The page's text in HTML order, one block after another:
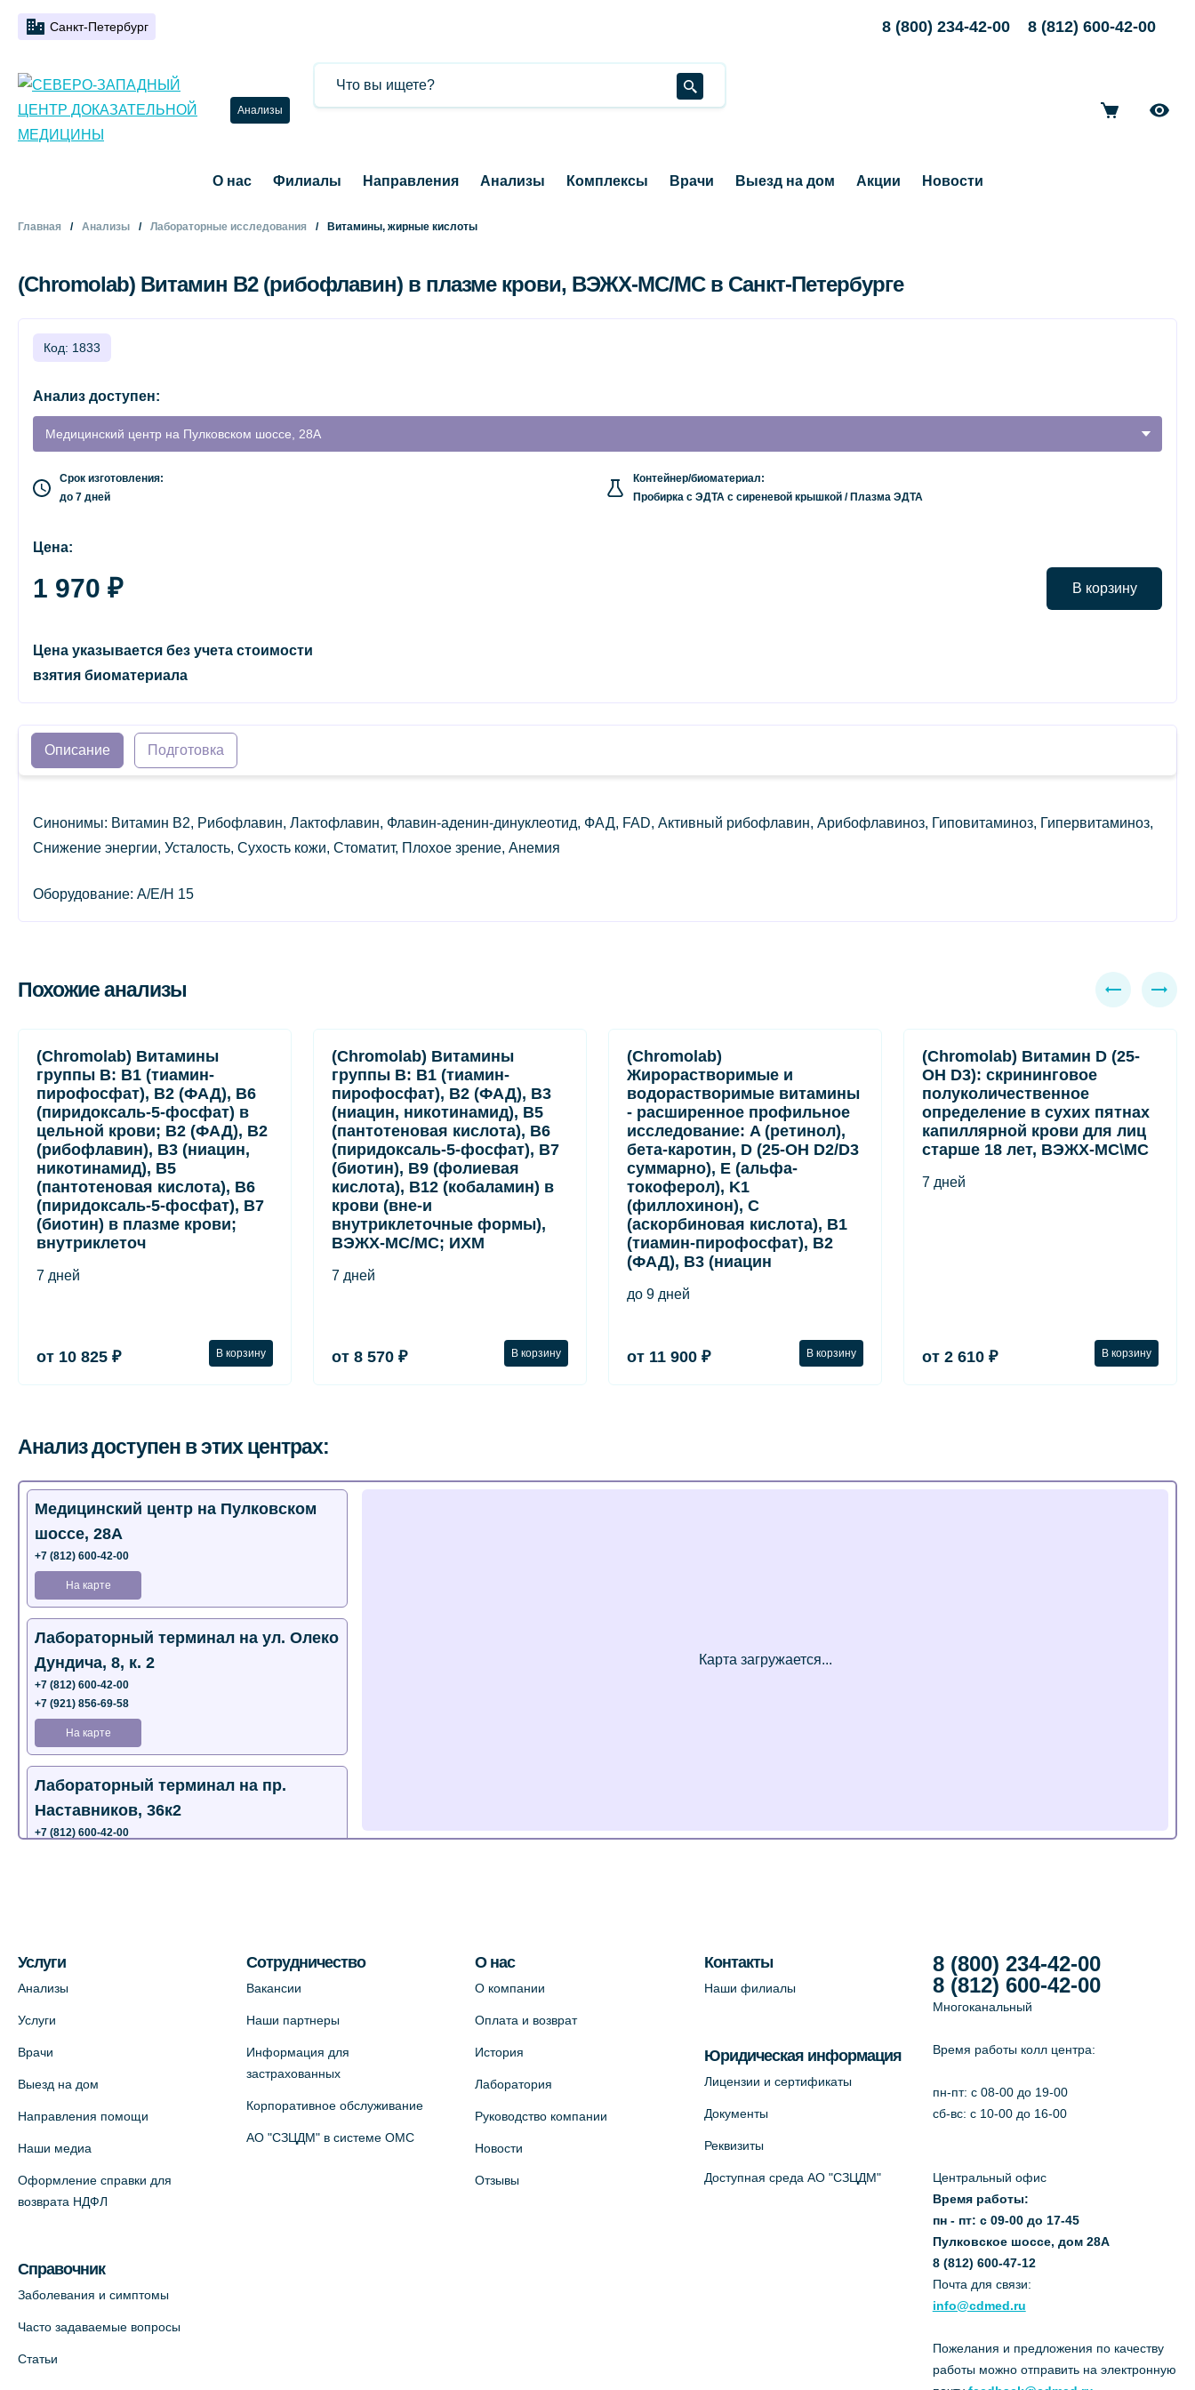
Санкт-Петербург 8 (800) 234-42-00 8 (812) 600-42-00
Анализы
О нас Филиалы Направления Анализы Комплексы Врачи Выезд на дом Акции Новости
Главная Анализы Лабораторные исследования Витамины, жирные кислоты
(Chromolab) Витамин B2 (рибофлавин) в плазме крови, ВЭЖХ-МС/МС в Санкт-Петербурге
Код: 1833
Анализ доступен:
Медицинский центр на Пулковском шоссе, 28А
Срок изготовления:
до 7 дней
Контейнер/биоматериал:
Пробирка с ЭДТА с сиреневой крышкой / Плазма ЭДТА
Цена:
1 970 ₽ В корзину
Цена указывается без учета стоимости
взятия биоматериала
Описание Подготовка
Синонимы: Витамин B2, Рибофлавин, Лактофлавин, Флавин-аденин-динуклеотид, ФАД, FAD, Активный рибофлавин, Арибофлавиноз, Гиповитаминоз, Гипервитаминоз,
Снижение энергии, Усталость, Сухость кожи, Стоматит, Плохое зрение, Анемия
Оборудование: A/E/H 15
Похожие анализы
(Chromolab) Витамины
группы B: B1 (тиамин-
пирофосфат), B2 (ФАД), B6
(пиридоксаль-5-фосфат) в
цельной крови; B2 (ФАД), B2
(рибофлавин), B3 (ниацин,
никотинамид), B5
(пантотеновая кислота), B6
(пиридоксаль-5-фосфат), B7
(биотин) в плазме крови;
внутриклеточ
7 дней
от 10 825 ₽ В корзину
(Chromolab) Витамины
группы B: B1 (тиамин-
пирофосфат), B2 (ФАД), B3
(ниацин, никотинамид), B5
(пантотеновая кислота), B6
(пиридоксаль-5-фосфат), B7
(биотин), B9 (фолиевая
кислота), B12 (кобаламин) в
крови (вне-и
внутриклеточные формы),
ВЭЖХ-МС/МС; ИХМ
7 дней
от 8 570 ₽ В корзину
(Chromolab)
Жирорастворимые и
водорастворимые витамины
- расширенное профильное
исследование: A (ретинол),
бета-каротин, D (25-OH D2/D3
суммарно), E (альфа-
токоферол), K1
(филлохинон), C
(аскорбиновая кислота), B1
(тиамин-пирофосфат), B2
(ФАД), B3 (ниацин
до 9 дней
от 11 900 ₽ В корзину
(Chromolab) Витамин D (25-
OH D3): скрининговое
полуколичественное
определение в сухих пятнах
капиллярной крови для лиц
старше 18 лет, ВЭЖХ-МС\МС
7 дней
от 2 610 ₽ В корзину
Анализ доступен в этих центрах:
Медицинский центр на Пулковском
шоссе, 28А
+7 (812) 600-42-00
На карте
Лабораторный терминал на ул. Олеко
Дундича, 8, к. 2
+7 (812) 600-42-00
+7 (921) 856-69-58
На карте
Лабораторный терминал на пр.
Наставников, 36к2
+7 (812) 600-42-00
Пестеля, 25А
Медицинский центр на Богатырском
пр., 4 (официальный партнер)
Медицинский центр на ул. Моисеенко,
На карте
Услуги
Анализы
Услуги
Врачи
Выезд на дом
Направления помощи
Наши медиа
Оформление справки для
возврата НДФЛ
Справочник
Заболевания и симптомы
Часто задаваемые вопросы
Статьи
Сотрудничество
Вакансии
Наши партнеры
Информация для
застрахованных
Корпоративное обслуживание
АО "СЗЦДМ" в системе ОМС
О нас
О компании
Оплата и возврат
История
Лаборатория
Руководство компании
Новости
Отзывы
Контакты
Наши филиалы
Юридическая информация
Лицензии и сертификаты
Документы
Реквизиты
Доступная среда АО "СЗЦДМ"
8 (800) 234-42-00
8 (812) 600-42-00
Многоканальный
Время работы колл центра:
пн-пт: c 08-00 до 19-00
сб-вс: с 10-00 до 16-00
Центральный офис
Время работы:
пн - пт: с 09-00 до 17-45
Пулковское шоссе, дом 28А
8 (812) 600-47-12
Почта для связи:
info@cdmed.ru
Пожелания и предложения по качеству
работы можно отправить на электронную